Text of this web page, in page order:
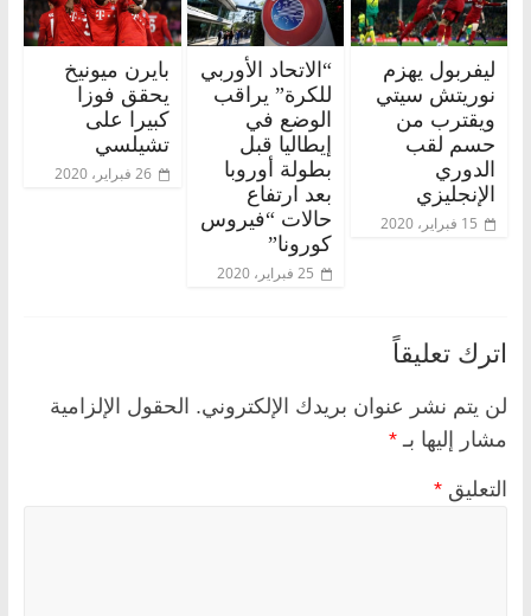
ليفربول يهزم
نوريتش سيتي
ويقترب من
حسم لقب
الدوري
الإنجليزي
15 فبراير، 2020
“الاتحاد الأوربي
للكرة” يراقب
الوضع في
إيطاليا قبل
بطولة أوروبا
بعد ارتفاع
حالات “فيروس
كورونا”
25 فبراير، 2020
بايرن ميونيخ
يحقق فوزا
كبيرا على
تشيلسي
26 فبراير، 2020
اترك تعليقاً
لن يتم نشر عنوان بريدك الإلكتروني. الحقول الإلزامية
مشار إليها بـ *
التعليق *